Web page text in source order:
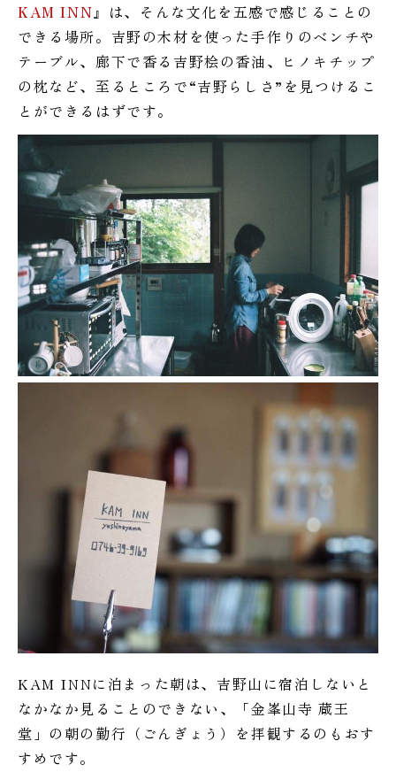
KAM INN』は、そんな文化を五感で感じることの
できる場所。吉野の木材を使った手作りのベンチや
テーブル、廊下で香る吉野桧の香油、ヒノキチップ
の枕など、至るところで“吉野らしさ”を見つけるこ
とができるはずです。
KAM INNに泊まった朝は、吉野山に宿泊しないと
なかなか見ることのできない、「金峯山寺 蔵王
堂」の朝の勤行（ごんぎょう）を拝観するのもおす
すめです。